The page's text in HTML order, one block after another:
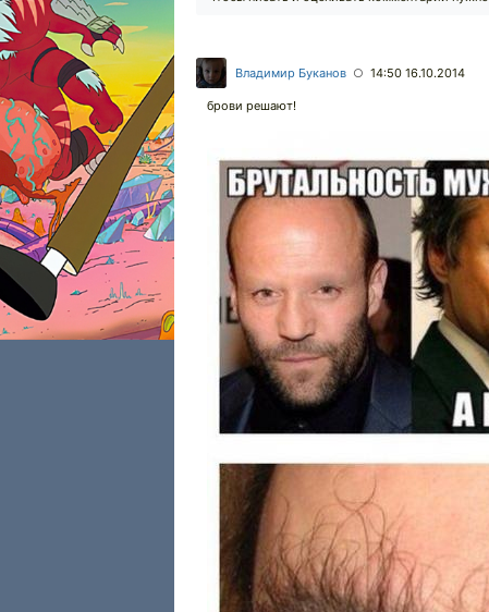
Владимир Буканов ○ 14:50 16.10.2014
брови решают!